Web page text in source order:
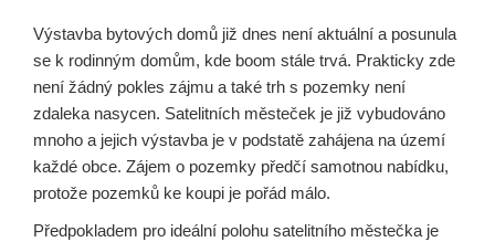
Výstavba bytových domů již dnes není aktuální a posunula
se k rodinným domům, kde boom stále trvá. Prakticky zde
není žádný pokles zájmu a také trh s pozemky není
zdaleka nasycen. Satelitních městeček je již vybudováno
mnoho a jejich výstavba je v podstatě zahájena na území
každé obce. Zájem o pozemky předčí samotnou nabídku,
protože pozemků ke koupi je pořád málo.
Předpokladem pro ideální polohu satelitního městečka je